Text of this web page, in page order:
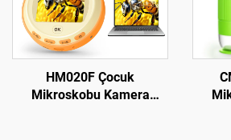
HM020F Çocuk
Mikroskobu Kamera